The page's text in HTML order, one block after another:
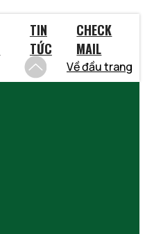
TIN
TỨC
CHECK
MAIL
Về đầu trang